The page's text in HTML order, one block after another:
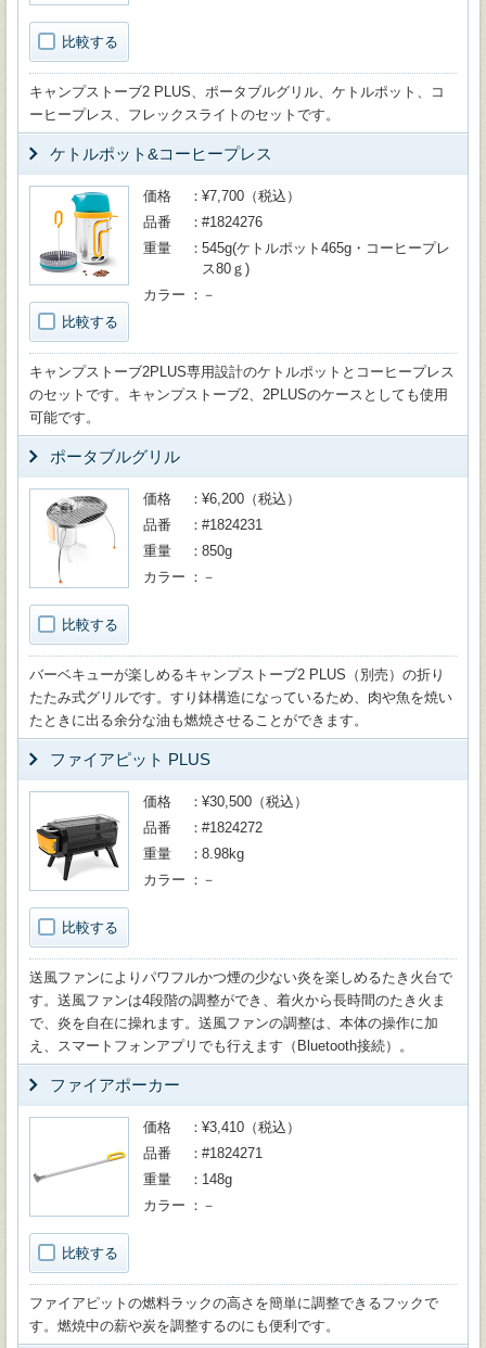
比較する
キャンプストーブ2 PLUS、ポータブルグリル、ケトルポット、コ
ーヒープレス、フレックスライトのセットです。
ケトルポット&コーヒープレス
比較する
価格
¥7,700（税込）
品番
#1824276
重量
545g(ケトルポット465g・コーヒープレ
ス80ｇ)
カラー
－
キャンプストーブ2PLUS専用設計のケトルポットとコーヒープレス
のセットです。キャンプストーブ2、2PLUSのケースとしても使用
可能です。
ポータブルグリル
比較する
価格
¥6,200（税込）
品番
#1824231
重量
850g
カラー
－
バーベキューが楽しめるキャンプストーブ2 PLUS（別売）の折り
たたみ式グリルです。すり鉢構造になっているため、肉や魚を焼い
たときに出る余分な油も燃焼させることができます。
ファイアピット PLUS
比較する
価格
¥30,500（税込）
品番
#1824272
重量
8.98kg
カラー
－
送風ファンによりパワフルかつ煙の少ない炎を楽しめるたき火台で
す。送風ファンは4段階の調整ができ、着火から長時間のたき火ま
で、炎を自在に操れます。送風ファンの調整は、本体の操作に加
え、スマートフォンアプリでも行えます（Bluetooth接続）。
ファイアポーカー
比較する
価格
¥3,410（税込）
品番
#1824271
重量
148g
カラー
－
ファイアピットの燃料ラックの高さを簡単に調整できるフックで
す。燃焼中の薪や炭を調整するのにも便利です。